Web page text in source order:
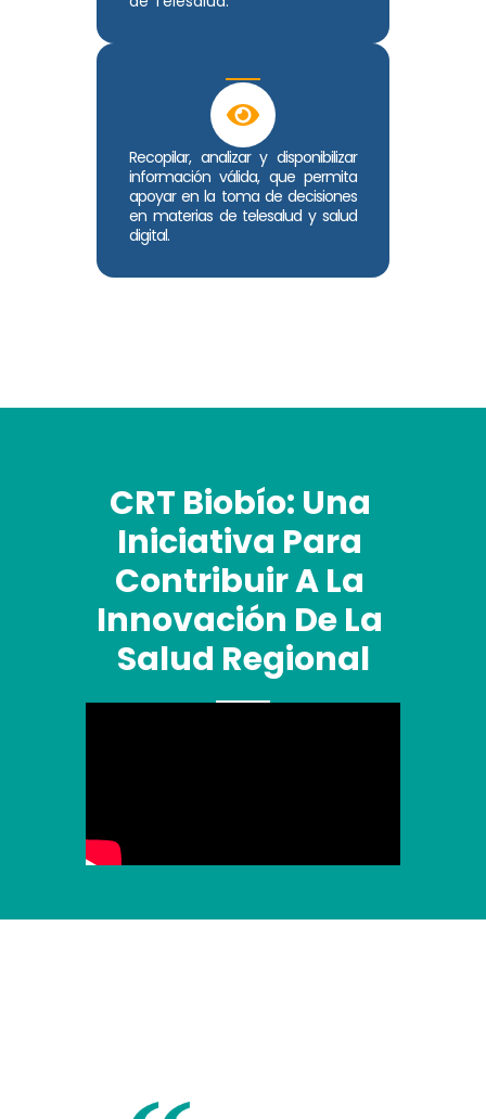
Recopilar, analizar y disponibilizar
información válida, que permita
apoyar en la toma de decisiones
en materias de telesalud y salud
digital.
CRT Biobío: Una
Iniciativa Para
Contribuir A La
Innovación De La
Salud Regional